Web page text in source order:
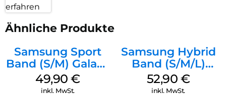
erfahren
Ähnliche Produkte
Samsung Sport
Band (S/M) Galaxy
Watch8/Watch8
Classic Graphite
49,90€
inkl. MwSt.
Samsung Hybrid
Band (S/M/L)
Galaxy
Watch8/Watch8
52,90 €
inkl. MwSt.